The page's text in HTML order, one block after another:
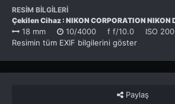
RESIM BILGILERI
Çekilen Cihaz : NIKON CORPORATION
18 mm 10/4000 f f/10.0 ISO 200
Resimin tüm EXIF bilgilerini göster
Paylaş